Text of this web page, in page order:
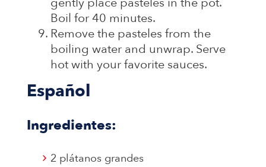
Boil for 40 minutes.
Remove the pasteles from the
boiling water and unwrap. Serve
hot with your favorite sauces.
Español
Ingredientes:
2 plátanos grandes